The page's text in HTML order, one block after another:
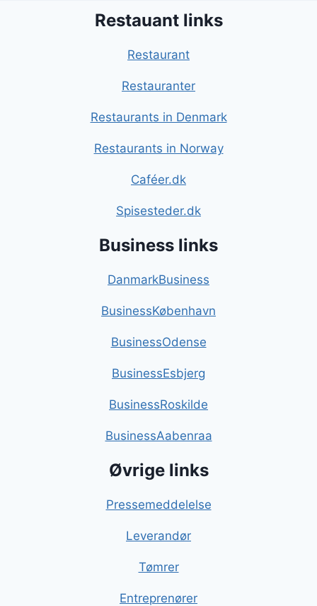
Restauant links
Restaurant
Restauranter
Restaurants in Denmark
Restaurants in Norway
Caféer.dk
Spisesteder.dk
Business links
DanmarkBusiness
BusinessKøbenhavn
BusinessOdense
BusinessEsbjerg
BusinessRoskilde
BusinessAabenraa
Øvrige links
Pressemeddelelse
Leverandør
Tømrer
Entreprenører